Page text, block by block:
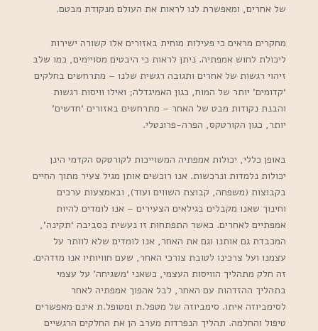
של אחרים, ומאפשרת לנו לראות את העולם מנקודת מבטם.
מחקרים מראים כי פעילות מוחית באזורים אלו קשורה ישירות
ליכולת לחוש אמפתיה. ניתן לראות כי היבטים מסויימים, כמו שלב
זיהוי רגשות של אחרים ותגובה רגשית שלנו – מתרחשים בחלקים
‘קדומים’ יותר של המוח, כגון האמיגדלה; ואילו וויסות רגשות
והבנת נקודות מבט של האחר – מתרחשים באזורים ‘חדשים’
יותר, כגון הקורטקס, הפרה-פרונטלי.
באופן כללי, יכולות אמפתיה המשוייכות לקורטקס הקדמי הינן
יכולות נלמדות ונרכשות. אנו רוכשים אותן מגיל צעיר מתוך החיים
בקבוצות (משפחה, קבוצת השווים ועוד), ובאמצעות ערכים
וחינוך שאנו מקבלים בגילאים הצעירים – אנו לומדים להיות
אמפתיים לאחרים. כאשר התפתחות זו נעשית בסביבה ‘תקינה’,
המכבדת גם אותנו וגם את האחר, אנו לומדים שלא לוותר על
עצמנו ועל צרכינו לטובת צורכי האחר, שעם חוויותיו אנו מזדהים.
זה חלק מתהליך הוויסות העצמי, כשאני ‘משגיחה’ על עצמי
בתהליך ההזדהות עם האחר, לבל אהפוך אמפתיה לאחר
לסימביוזה איתו. סימביוזה של מטפל.ת ומטופל.ת אינם מאפשרים
טיפול והחלמה. תהליך הנפרדות מערב הן את החלקים הרגשיים